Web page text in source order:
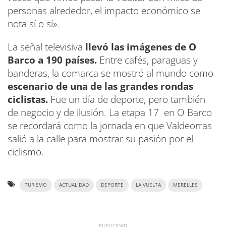
personas alrededor, el impacto económico se
nota sí o sí».
La señal televisiva llevó las imágenes de O
Barco a 190 países. Entre cafés, paraguas y
banderas, la comarca se mostró al mundo como
escenario de una de las grandes rondas
ciclistas. Fue un día de deporte, pero también
de negocio y de ilusión. La etapa 17 en O Barco
se recordará como la jornada en que Valdeorras
salió a la calle para mostrar su pasión por el
ciclismo.
TURISMO ACTUALIDAD DEPORTE LA VUELTA MERELLES